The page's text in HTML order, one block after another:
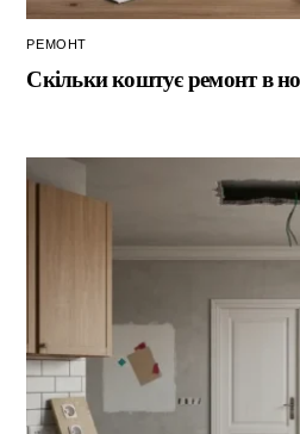
РЕМОНТ
Скільки коштує ремонт в